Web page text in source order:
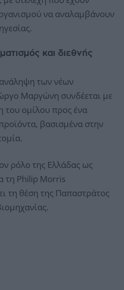
να αναλαμβάνουν
και διεθνής
των νέων
Μαργώνη συνδέεται με
του ομίλου προς ένα
βασισμένα στην
ρόλο της Ελλάδας ως
τη Philip Morris
τη θέση της Παπαστράτος